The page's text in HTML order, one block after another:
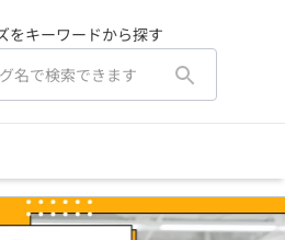
をキーワードから探す